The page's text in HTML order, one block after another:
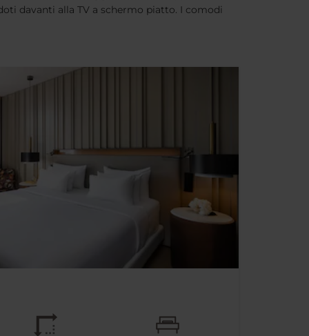
davanti alla TV a schermo piatto. I comodi